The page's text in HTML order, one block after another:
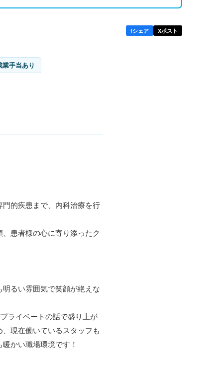
fシェア Xポスト
業手当あり
的疾患まで、内科治療を行
患者様の心に寄り添ったク
るい雰囲気で笑顔が絶えな
ライベートの話で盛り上が
現在働いているスタッフも
かい職場環境です！